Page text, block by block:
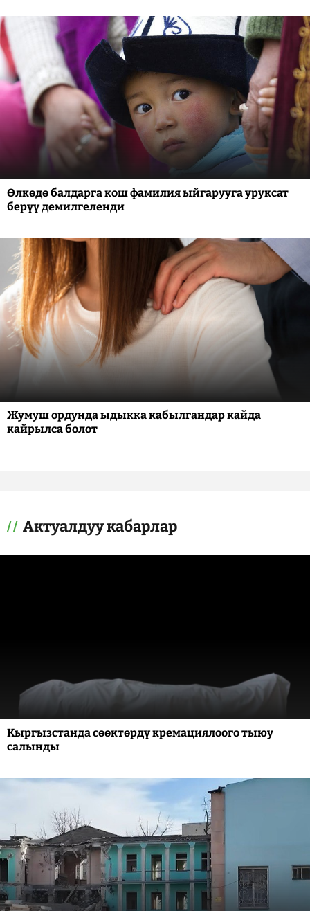
Өлкөдө балдарга кош фамилия ыйгарууга уруксат
берүү демилгеленди
Жумуш ордунда ыдыкка кабылгандар кайда
кайрылса болот
Актуалдуу кабарлар
Кыргызстанда сөөктөрдү кремациялоого тыюу
салынды